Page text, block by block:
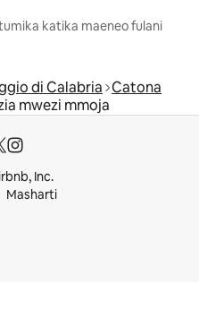
katika maeneo fulani
di Calabria Catona
mwezi mmoja
Inc.
Masharti